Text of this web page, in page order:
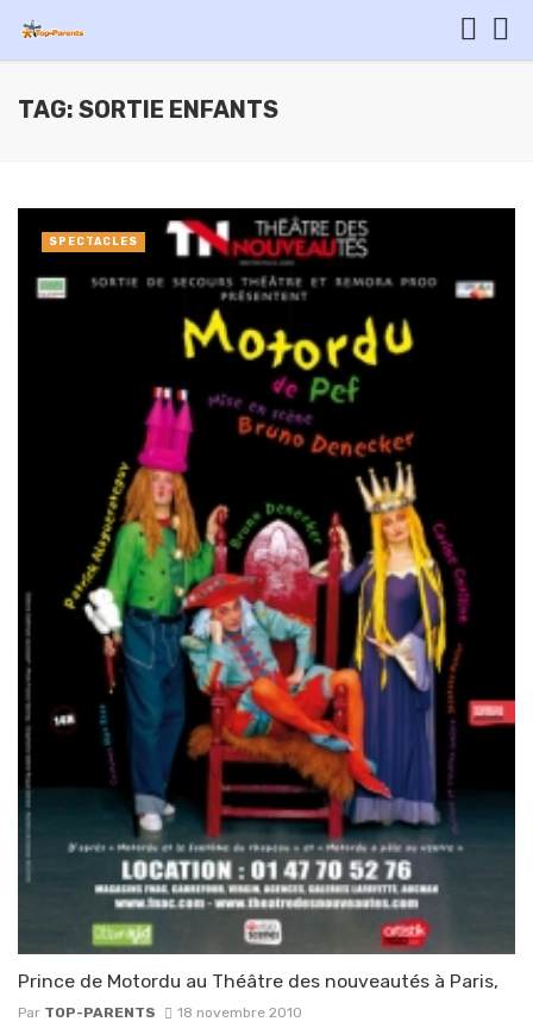
TAG: SORTIE ENFANTS
Prince de Motordu au Théâtre des nouveautés à Paris,
Par TOP-PARENTS 18 novembre 2010
SPECTACLES